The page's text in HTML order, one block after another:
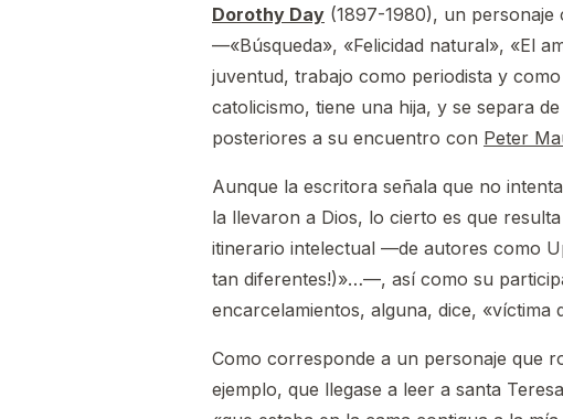
Dorothy Day (1897-1980), un personaje
—«Búsqueda», «Felicidad natural», «El
juventud, trabajo como periodista y
catolicismo, tiene una hija, y se separa
posteriores a su encuentro con Peter
Aunque la escritora señala que no
la llevaron a Dios, lo cierto es que
itinerario intelectual —de autores como
tan diferentes!)»…—, así como su
encarcelamientos, alguna, dice,
Como corresponde a un personaje que
ejemplo, que llegase a leer a santa